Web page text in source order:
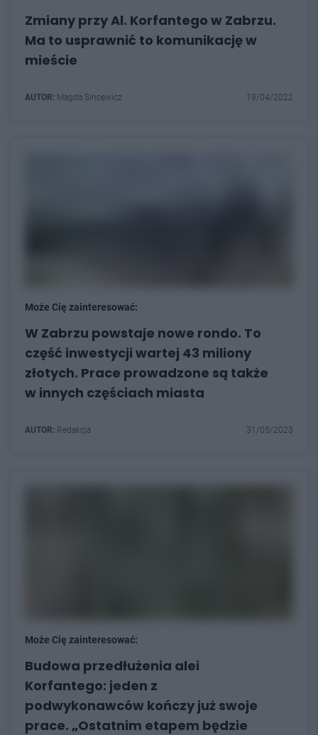
Zmiany przy Al. Korfantego w Zabrzu.
Ma to usprawnić to komunikację w
mieście
AUTOR: Magda Sincewicz 19/04/2022
Może Cię zainteresować:
W Zabrzu powstaje nowe rondo. To
część inwestycji wartej 43 miliony
złotych. Prace prowadzone są także
w innych częściach miasta
AUTOR: Redakcja 31/05/2023
Może Cię zainteresować:
Budowa przedłużenia alei
Korfantego: jeden z
podwykonawców kończy już swoje
prace. „Ostatnim etapem będzie